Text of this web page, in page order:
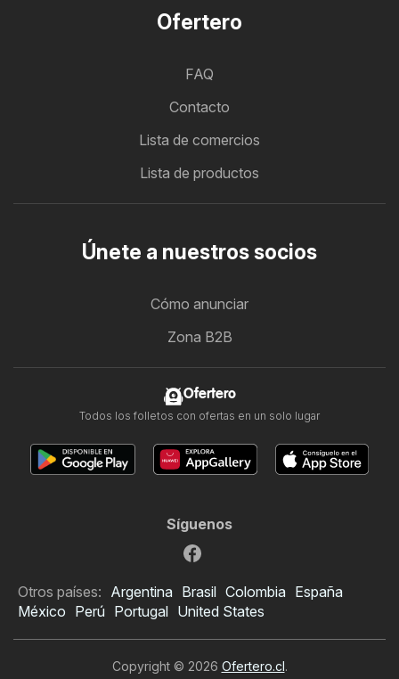
Ofertero
FAQ
Contacto
Lista de comercios
Lista de productos
Únete a nuestros socios
Cómo anunciar
Zona B2B
Ofertero
Todos los folletos con ofertas en un solo lugar
Síguenos
Otros países: Argentina Brasil Colombia España
México Perú Portugal United States
Copyright © 2026 Ofertero.cl .